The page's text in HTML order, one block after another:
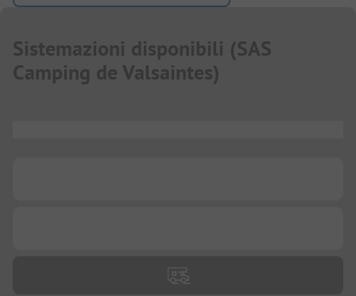
Sistemazioni disponibili (SAS
Camping de Valsaintes)